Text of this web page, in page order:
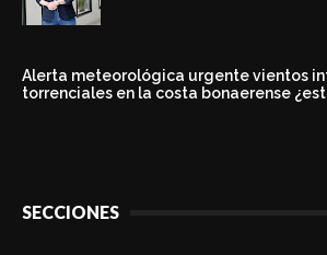
Alerta meteorológica urgente vientos
torrenciales en la costa bonaerense
SECCIONES